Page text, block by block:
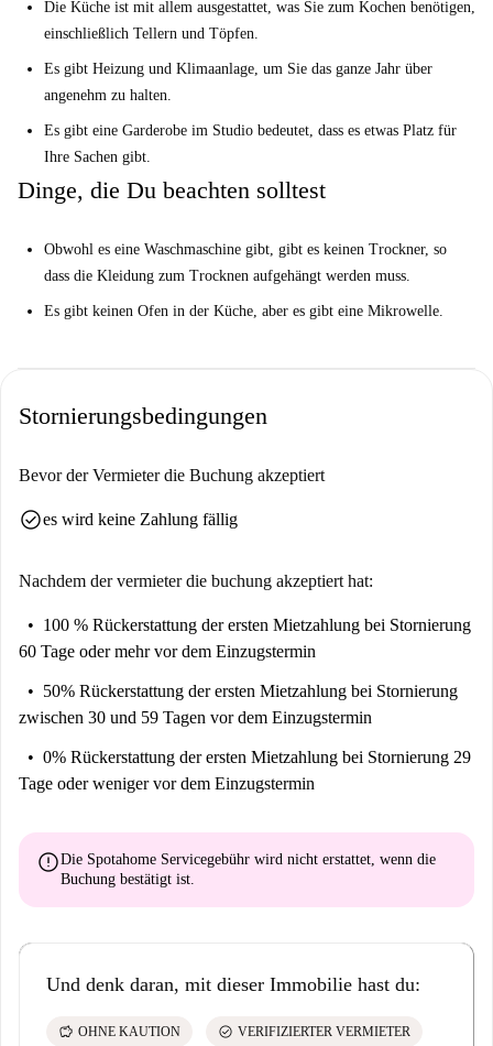
Die Küche ist mit allem ausgestattet, was Sie zum Kochen benötigen,
einschließlich Tellern und Töpfen.
Es gibt Heizung und Klimaanlage, um Sie das ganze Jahr über
angenehm zu halten.
Es gibt eine Garderobe im Studio bedeutet, dass es etwas Platz für
Ihre Sachen gibt.
Dinge, die Du beachten solltest
Obwohl es eine Waschmaschine gibt, gibt es keinen Trockner, so
dass die Kleidung zum Trocknen aufgehängt werden muss.
Es gibt keinen Ofen in der Küche, aber es gibt eine Mikrowelle.
Stornierungsbedingungen
Bevor der Vermieter die Buchung akzeptiert
check_circlees wird keine Zahlung fällig
Nachdem der vermieter die buchung akzeptiert hat:
100 % Rückerstattung der ersten Mietzahlung bei Stornierung
60 Tage oder mehr vor dem Einzugstermin
50% Rückerstattung der ersten Mietzahlung bei Stornierung
zwischen 30 und 59 Tagen vor dem Einzugstermin
0% Rückerstattung der ersten Mietzahlung bei Stornierung 29
Tage oder weniger vor dem Einzugstermin
errorDie Spotahome Servicegebühr wird nicht erstattet, wenn die
Buchung bestätigt ist.
Und denk daran, mit dieser Immobilie hast du:
savings OHNE KAUTION check_circle VERIFIZIERTER VERMIETER